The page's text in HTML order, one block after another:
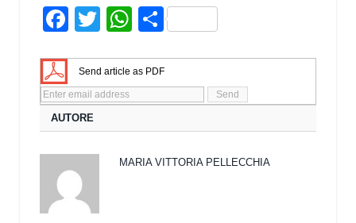
Facebook
TwitterWhatsApp
Share
Send article as PDF
AUTORE
MARIA VITTORIA PELLECCHIA